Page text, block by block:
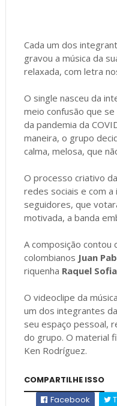
Cada um dos
gravou a música da
relaxada, com letra
O single nasceu da
meio confusão que
da pandemia da
maneira, o grupo
calma, melosa, que
O processo criativo
redes sociais e com
seguidores, que
motivada, a banda
A composição contou
colombianos Juan
riquenha Raquel Sofia
O videoclipe da
um dos integrantes
seu espaço pessoal,
do grupo. O material
Ken Rodríguez.
COMPARTILHE ISSO
Facebook